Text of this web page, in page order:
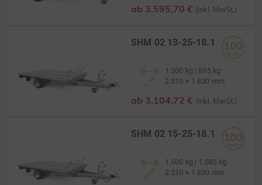
ab 3.595,70 € (inkl. MwSt.)
SHM 02 13-25-18.1
1.300 kg | 895 kg
2.510 × 1.830 mm
ab 3.104,72 € (inkl. MwSt.)
SHM 02 15-25-18.1
1.500 kg | 1.085 kg
2.510 × 1.830 mm